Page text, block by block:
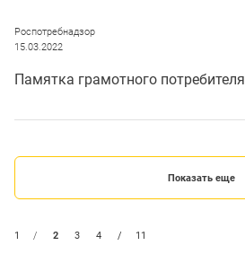
Роспотребнадзор
15.03.2022
Памятка грамотного потребителя
Показать еще
1 / 2 3 4 / 11